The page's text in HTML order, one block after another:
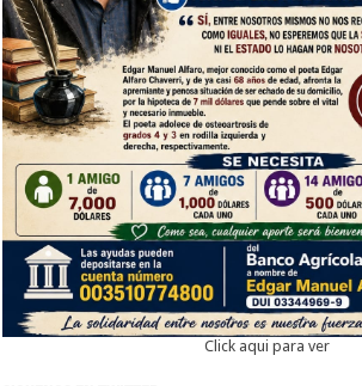
Click aqui para ver